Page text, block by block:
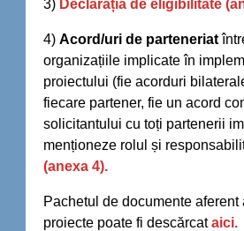
3) Declarația de eligibilitate
4) Acord/uri de parteneriat
organizațiile implicate în
proiectului (fie acorduri
fiecare partener, fie un acord
solicitantului cu toți partenerii
menționeze rolul și
(anexa 4).
Pachetul de documente
proiecte poate fi descărcat aici.